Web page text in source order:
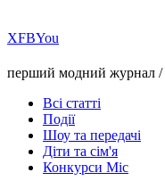
ХFBYou
перший модний журнал /
Всі статті
Події
Шоу та передачі
Діти та сім'я
Конкурси Міс